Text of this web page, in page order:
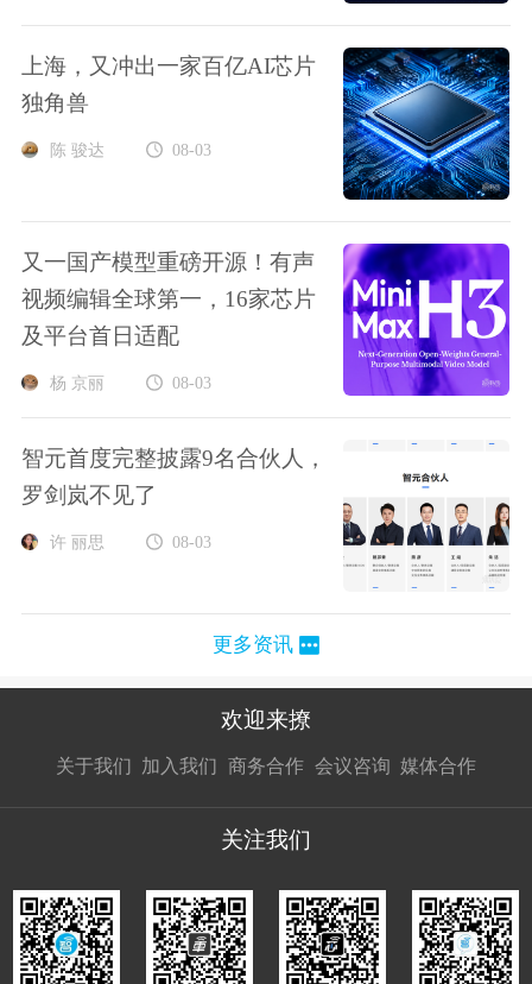
上海，又冲出一家百亿AI芯片
独角兽
陈 骏达 08-03
又一国产模型重磅开源！有声
视频编辑全球第一，16家芯片
及平台首日适配
杨 京丽 08-03
智元首度完整披露9名合伙人，
罗剑岚不见了
许 丽思 08-03
更多资讯
欢迎来撩
关于我们 加入我们
接扔简历
商务合作
接开聊
会议咨询 媒体合作
接开聊
关注我们